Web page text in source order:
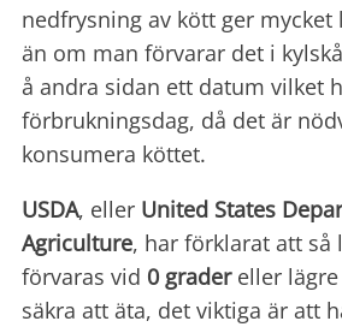
nedfrysning av kött ger
än om man förvarar det i
å andra sidan ett datum vilket
förbrukningsdag, då det är
konsumera köttet.
USDA, eller United States
Agriculture, har förklarat att så
förvaras vid 0 gradereller
säkra att äta, det viktiga är att